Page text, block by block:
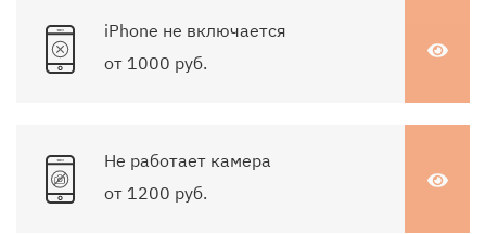
iPhone не включается
от 1000 руб.
Не работает камера
от 1200 руб.